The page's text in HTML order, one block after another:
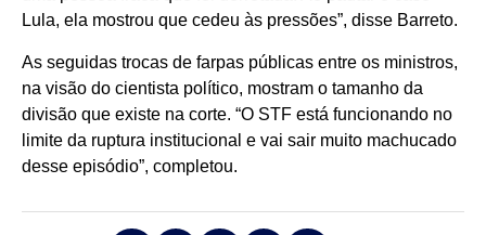
Lula, ela mostrou que cedeu às pressões”, disse Barreto.
As seguidas trocas de farpas públicas entre os ministros,
na visão do cientista político, mostram o tamanho da
divisão que existe na corte. “O STF está funcionando no
limite da ruptura institucional e vai sair muito machucado
desse episódio”, completou.